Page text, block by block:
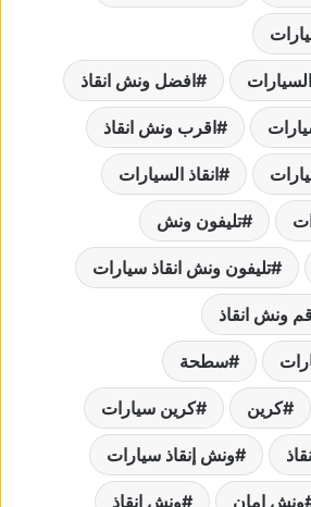
افضل ونش انقاذ
اقرب ونش انقاذ
انقاذ السيارات
تليفون ونش
تليفون ونش انقاذ سيارات
ونش انقاذ
سطحة
كرين كرين سيارات
ونش إنقاذ سيارات
ونش امان ونش انقاذ